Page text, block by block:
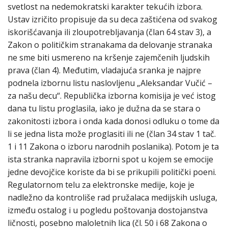
svetlost na nedemokratski karakter tekućih izbora.
Ustav izričito propisuje da su deca zaštićena od svakog
iskorišćavanja ili zloupotrebljavanja (član 64 stav 3), a
Zakon o političkim stranakama da delovanje stranaka
ne sme biti usmereno na kršenje zajemčenih ljudskih
prava (član 4). Međutim, vladajuća sranka je najpre
podnela izbornu listu naslovljenu „Aleksandar Vučić –
za našu decu“. Republička izborna komisija je već istog
dana tu listu proglasila, iako je dužna da se stara o
zakonitosti izbora i onda kada donosi odluku o tome da
li se jedna lista može proglasiti ili ne (član 34 stav 1 tač.
1 i 11 Zakona o izboru narodnih poslanika). Potom je ta
ista stranka napravila izborni spot u kojem se emocije
jedne devojčice koriste da bi se prikupili politički poeni.
Regulatornom telu za elektronske medije, koje je
nadležno da kontroliše rad pružalaca medijskih usluga,
između ostalog i u pogledu poštovanja dostojanstva
ličnosti, posebno maloletnih lica (čl. 50 i 68 Zakona o